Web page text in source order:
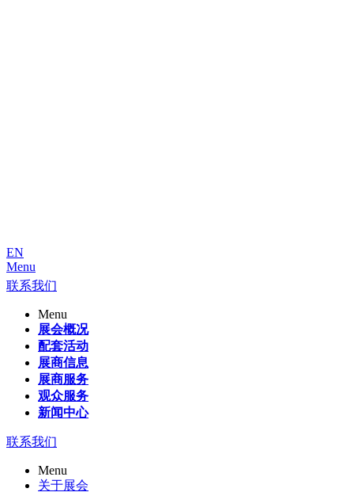
EN
Menu
联系我们
Menu
展会概况
配套活动
展商信息
展商服务
观众服务
新闻中心
联系我们
Menu
关于展会